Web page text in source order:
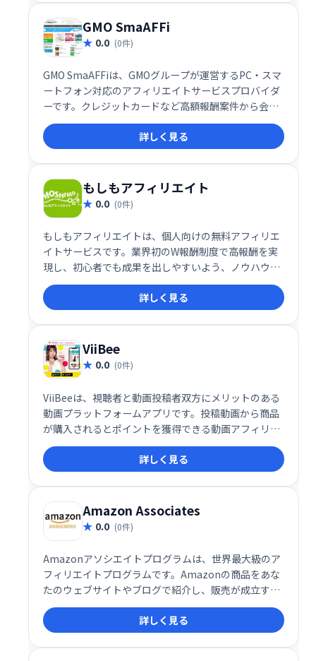
GMO SmaAFFi
0.0 (0件)
GMO SmaAFFiは、GMOグループが運営するPC・スマ
ートフォン対応のアフィリエイトサービスプロバイダ
ーです。クレジットカードなど高額報酬案件から会員
登録など成果獲得しやすい案件まで、多様なジャンル
の広告を取り揃えています。様々な配信形式にも対応
し、アフィリエイトマーケティングを強力に支援しま
す。
詳しく見る
もしもアフィリエイト
0.0 (0件)
もしもアフィリエイトは、個人向けの無料アフィリエ
イトサービスです。業界初のW報酬制度で高報酬を実
現し、初心者でも成果を出しやすいよう、ノウハウ提
供やホームページ作成システムも完備。知識がなくて
も、手軽にアフィリエイトを始め、収益化を目指せま
す。
詳しく見る
ViiBee
0.0 (0件)
ViiBeeは、視聴者と動画投稿者双方にメリットのある
動画プラットフォームアプリです。投稿動画から商品
が購入されるとポイントを獲得できる動画アフィリエ
イト機能を搭載。手軽に動画投稿で収益化を目指せ
る、新しいエンタメ体験を提供します。
詳しく見る
Amazon Associates
0.0 (0件)
Amazonアソシエイトプログラムは、世界最大級のア
フィリエイトプログラムです。Amazonの商品をあな
たのウェブサイトやブログで紹介し、販売が成立する
と手数料を獲得できます。数百万の製品を取り扱い、
幅広い分野で収益化が可能です。手軽に始められ、多
くのアフィリエイターが成功を収めている実績のある
プログラムです。
詳しく見る